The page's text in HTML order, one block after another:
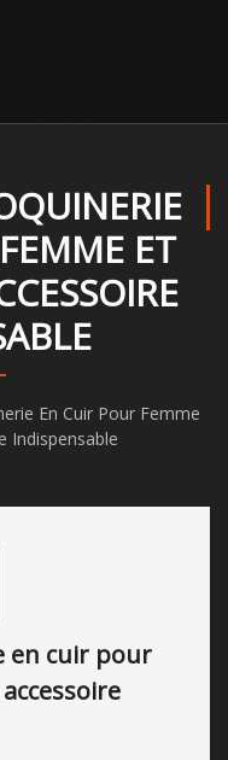
ET
En Cuir Pour Femme
Indispensable
en cuir pour